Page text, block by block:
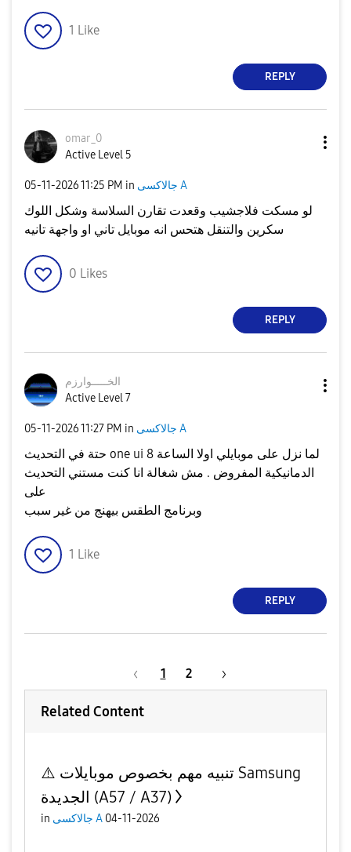
1 Like
REPLY
omar_0
Active Level 5
‎05-11-202611:25 PM in جالاكسى A
لو مسكت فلاجشيب وقعدت تقارن السلاسة وشكل اللوك
سكرين والتنقل هتحس انه موبايل تاني او واجهة تانيه
0 Likes
REPLY
الخـــــوارزم
Active Level 7
‎05-11-202611:27 PM in جالاكسى A
حتة في التحديث one ui 8 لما نزل على موبايلي اولا الساعة
الدمانيكية المفروض . مش شغالة انا كنت مستني التحديث
على
وبرنامج الطقس بيهنج من غير سبب
1 Like
REPLY
1 2
Related Content
⚠️ تنبيه مهم بخصوص موبايلات Samsung
الجديدة (A57 / A37)
in جالاكسى A 04-11-2026